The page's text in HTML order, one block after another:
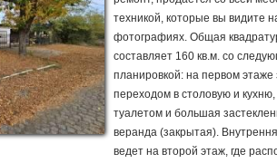
техникой, которые вы видите
фотографиях. Общая
составляет 160 кв.м. со
планировкой: на первом этаже
переходом в столовую и
туалетом и большая
веранда (закрытая).
ведет на второй этаж, где